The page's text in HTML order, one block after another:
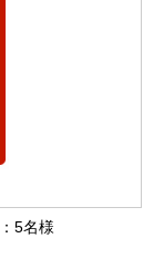
5名様